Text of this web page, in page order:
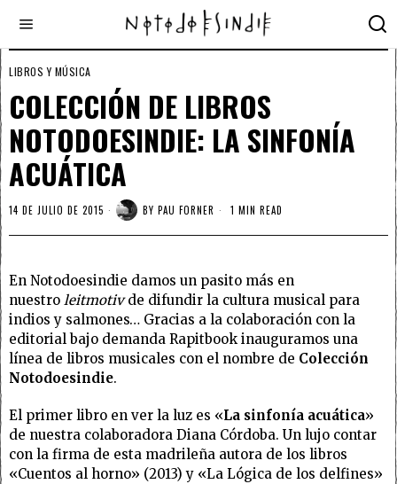
LIBROS Y MÚSICA
COLECCIÓN DE LIBROS
NOTODOESINDIE: LA SINFONÍA
ACUÁTICA
14 DE JULIO DE 2015 BY PAU FORNER 1 MIN READ
En Notodoesindie damos un pasito más en
nuestro leitmotivde difundir la cultura musical para
indios y salmones… Gracias a la colaboración con la
editorial bajo demanda Rapitbook inauguramos una
línea de libros musicales con el nombre de Colección
Notodoesindie.
El primer libro en ver la luz es «La sinfonía acuática»
de nuestra colaboradora Diana Córdoba. Un lujo contar
con la firma de esta madrileña autora de los libros
«Cuentos al horno» (2013) y «La Lógica de los delfines»